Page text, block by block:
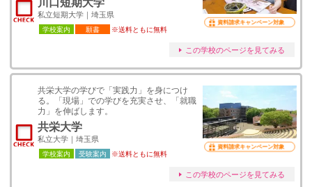
川口短期大学
私立短期大学｜埼玉県
学校案内 願書 ※送料ともに無料
資料請求キャンペーン対象
この学校のページを見てみる
共栄大学の学びで「実践力」を身につけ
る。「現場」での学びを充実させ、「就職
力」を伸ばします。
共栄大学
私立大学｜埼玉県
学校案内 受験案内 ※送料ともに無料
資料請求キャンペーン対象
この学校のページを見てみる